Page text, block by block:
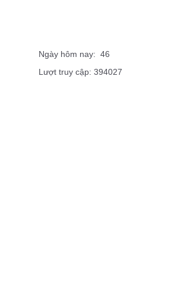
Ngày hôm nay: 46
Lượt truy cập: 394027